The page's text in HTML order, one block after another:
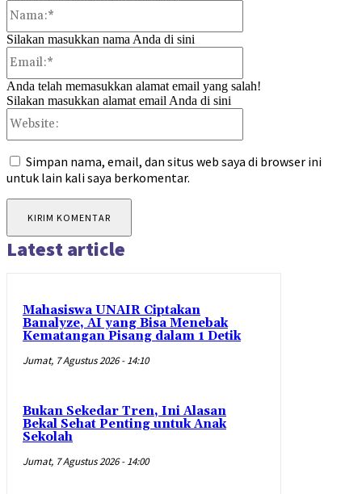
Silakan masukkan nama Anda di sini
Anda telah memasukkan alamat email yang salah!
Silakan masukkan alamat email Anda di sini
Simpan nama, email, dan situs web saya di browser ini
untuk lain kali saya berkomentar.
Latest article
Mahasiswa UNAIR Ciptakan
Banalyze, AI yang Bisa Menebak
Kematangan Pisang dalam 1 Detik
Jumat, 7 Agustus 2026 - 14:10
Bukan Sekedar Tren, Ini Alasan
Bekal Sehat Penting untuk Anak
Sekolah
Jumat, 7 Agustus 2026 - 14:00